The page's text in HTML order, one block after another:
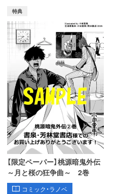
特典
【限定ペーパー】桃源暗鬼外伝
～月と桜の狂争曲～ 2巻
コミック・ラノベ